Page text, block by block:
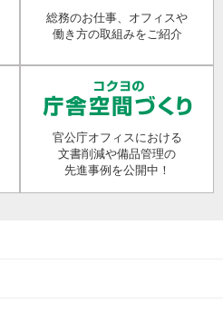
総務のお仕事、オフィスや
働き方の取組みをご紹介
官公庁オフィスにおける
文書削減や備品管理の
先進事例を公開中！